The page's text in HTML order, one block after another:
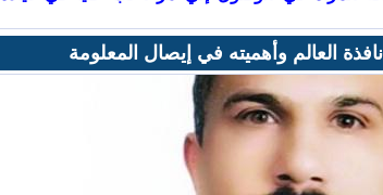
نافذة العالم وأهميته في إيصال المعلومة